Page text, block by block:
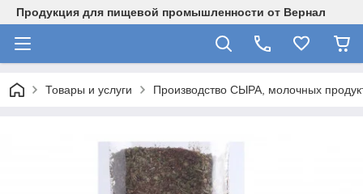
Продукция для пищевой промышленности от Вернал
Товары и услуги Производство СЫРА, молочных